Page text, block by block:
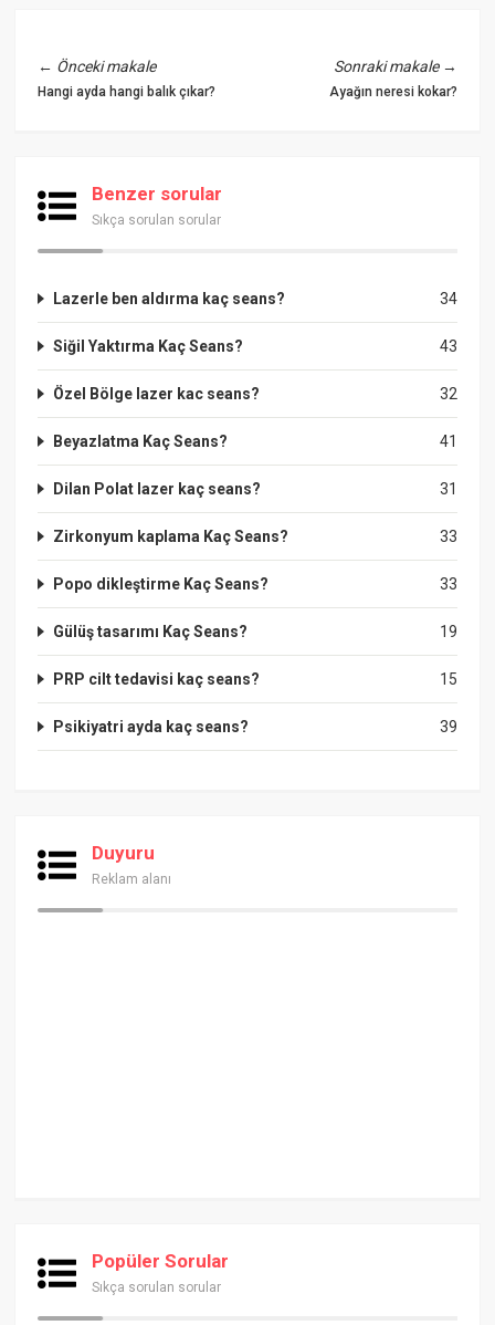
← Önceki makale
Hangi ayda hangi balık çıkar?
Sonraki makale→
Ayağın neresi kokar?
Benzer sorular
Sıkça sorulan sorular
34
Lazerle ben aldırma kaç seans?
43
Siğil Yaktırma Kaç Seans?
32
Özel Bölge lazer kac seans?
41
Beyazlatma Kaç Seans?
31
Dilan Polat lazer kaç seans?
33
Zirkonyum kaplama Kaç Seans?
33
Popo dikleştirme Kaç Seans?
19
Gülüş tasarımı Kaç Seans?
15
PRP cilt tedavisi kaç seans?
39
Psikiyatri ayda kaç seans?
Duyuru
Reklam alanı
Popüler Sorular
Sıkça sorulan sorular